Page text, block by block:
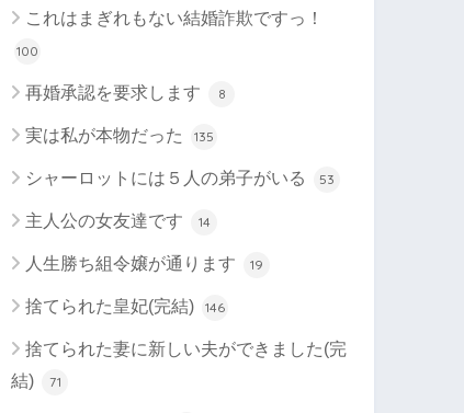
これはまぎれもない結婚詐欺ですっ！
100
再婚承認を要求します 8
実は私が本物だった 135
シャーロットには５人の弟子がいる 53
主人公の女友達です 14
人生勝ち組令嬢が通ります 19
捨てられた皇妃(完結) 146
捨てられた妻に新しい夫ができました(完
結)
71